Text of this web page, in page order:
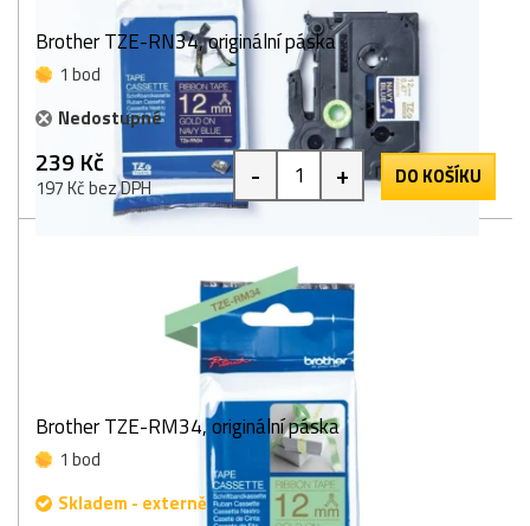
Brother TZE-RN34, originální páska
1 bod
Nedostupné
239 Kč
197 Kč bez DPH - + DO KOŠÍKU
Brother TZE-RM34, originální páska
1 bod
Skladem - externě